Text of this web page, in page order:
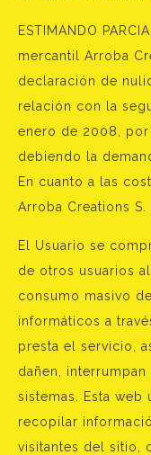
ESTIMANDO
mercantil Arroba
declaración de
relación con la
enero de 2008, por
debiendo la
En cuanto a las
Arroba Creations S.
El Usuario se
de otros usuarios
consumo masivo
informáticos a
presta el servicio,
dañen,
sistemas. Esta
recopilar
visitantes del sitio,